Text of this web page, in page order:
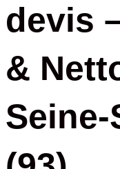
devis
&